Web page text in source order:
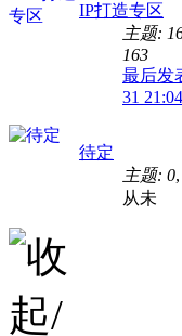
IP打造专区
主题:
163
最后发
31 21:04
待定
主题: 0,
从未